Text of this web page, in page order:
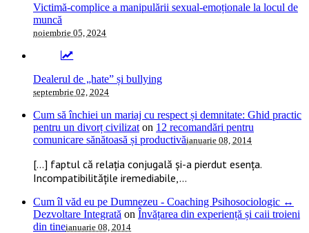
Victimă-complice a manipulării sexual-emoționale la locul de
muncă
noiembrie 05, 2024
Dealerul de „hate” și bullying
septembrie 02, 2024
Cum să închiei un mariaj cu respect și demnitate: Ghid practic
pentru un divorț civilizat on 12 recomandări pentru
comunicare sănătoasă și productivăianuarie 08, 2014
[…] faptul că relația conjugală și-a pierdut esența.
Incompatibilitățile iremediabile,...
Cum îl văd eu pe Dumnezeu - Coaching Psihosociologic ↔
Dezvoltare Integrată on Învățarea din experiență și caii troieni
din tineianuarie 08, 2014